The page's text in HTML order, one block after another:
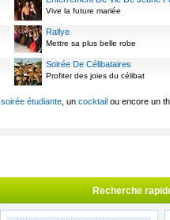
Vive la future mariée
Rallye
Mettre sa plus belle robe
Soirée De Célibataires
Profiter des joies du célibat
soirée étudiante , un cocktail ou encore un
Recherche